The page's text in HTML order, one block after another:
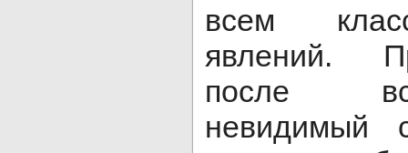
всем
явлений.
после
невидимый